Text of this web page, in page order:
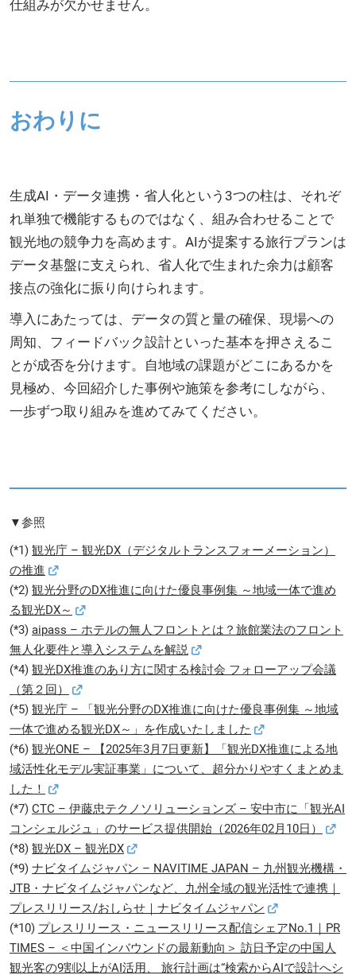
仕組みが欠かせません。
おわりに
生成AI・データ連携・省人化という3つの柱は、それぞ
れ単独で機能するものではなく、組み合わせることで
観光地の競争力を高めます。AIが提案する旅行プランは
データ基盤に支えられ、省人化で生まれた余力は顧客
接点の強化に振り向けられます。
導入にあたっては、データの質と量の確保、現場への
周知、フィードバック設計といった基本を押さえるこ
とが成否を分けます。自地域の課題がどこにあるかを
見極め、今回紹介した事例や施策を参考にしながら、
一歩ずつ取り組みを進めてみてください。
▼参照
(*1) 観光庁 – 観光DX（デジタルトランスフォーメーション）
の推進
(*2) 観光分野のDX推進に向けた優良事例集 ～地域一体で進め
る観光DX～
(*3) aipass – ホテルの無人フロントとは？旅館業法のフロント
無人化要件と導入システムを解説
(*4) 観光DX推進のあり方に関する検討会 フォローアップ会議
（第２回）
(*5) 観光庁 – 「観光分野のDX推進に向けた優良事例集 ～地域
一体で進める観光DX～」を作成いたしました
(*6) 観光ONE – 【2025年3月7日更新】「観光DX推進による地
域活性化モデル実証事業」について、超分かりやすくまとめま
した！
(*7) CTC – 伊藤忠テクノソリューションズ – 安中市に「観光AI
コンシェルジュ」のサービス提供開始（2026年02月10日）
(*8) 観光DX – 観光DX
(*9) ナビタイムジャパン – NAVITIME JAPAN – 九州観光機構・
JTB・ナビタイムジャパンなど、九州全域の観光活性で連携｜
プレスリリース/おしらせ｜ナビタイムジャパン
(*10) プレスリリース・ニュースリリース配信シェアNo.1｜PR
TIMES – ＜中国インバウンドの最新動向＞ 訪日予定の中国人
観光客の9割以上がAI活用、 旅行計画は“検索からAIで設計へシ